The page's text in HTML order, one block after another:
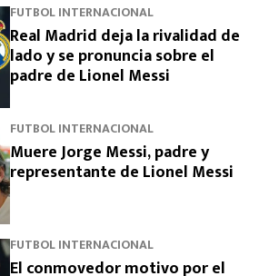
FUTBOL INTERNACIONAL
Real Madrid deja la rivalidad de
lado y se pronuncia sobre el
padre de Lionel Messi
FUTBOL INTERNACIONAL
Muere Jorge Messi, padre y
representante de Lionel Messi
FUTBOL INTERNACIONAL
El conmovedor motivo por el